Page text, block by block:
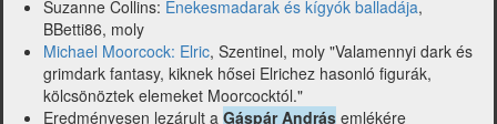
Suzanne Collins: Énekesmadarak és kígyók balladája,
BBetti86, moly
Michael Moorcock: Elric, Szentinel, moly "Valamennyi dark és
grimdark fantasy, kiknek hősei Elrichez hasonló figurák,
kölcsönöztek elemeket Moorcocktól."
Eredményesen lezárult a Gáspár András emlékére